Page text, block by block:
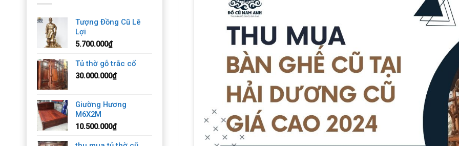
Tượng Đồng Cũ Lê
Lợi
5.700.000₫
Tủ thờ gỗ trắc cổ
30.000.000₫
Giường Hương
M6X2M
10.500.000₫